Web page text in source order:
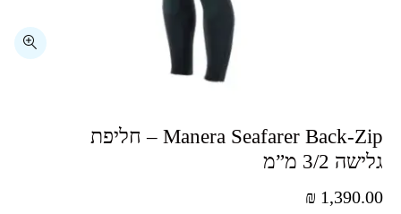
⁦Manera Seafarer Back-Zip⁩ – חליפת
גלישה ⁦3/2⁩ מ”מ
₪ 1,390.00